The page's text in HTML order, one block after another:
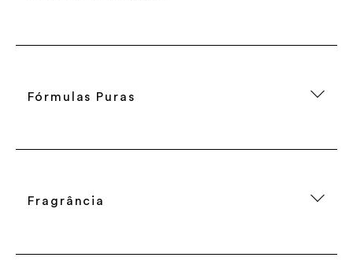
Fórmulas Puras
Fragrância